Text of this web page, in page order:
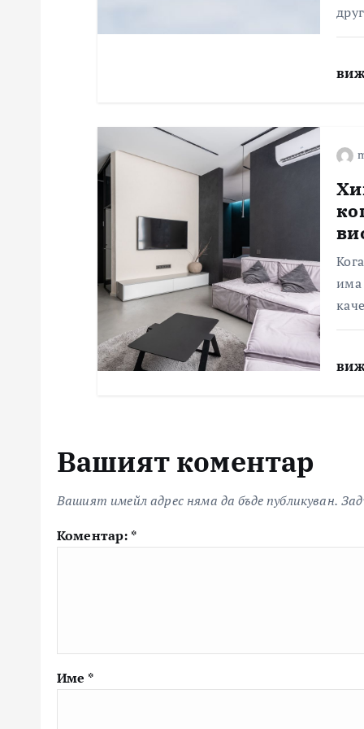
има
Вашият коментар
Вашият имейл адрес няма да бъде публикуван.
Коментар: *
Име *